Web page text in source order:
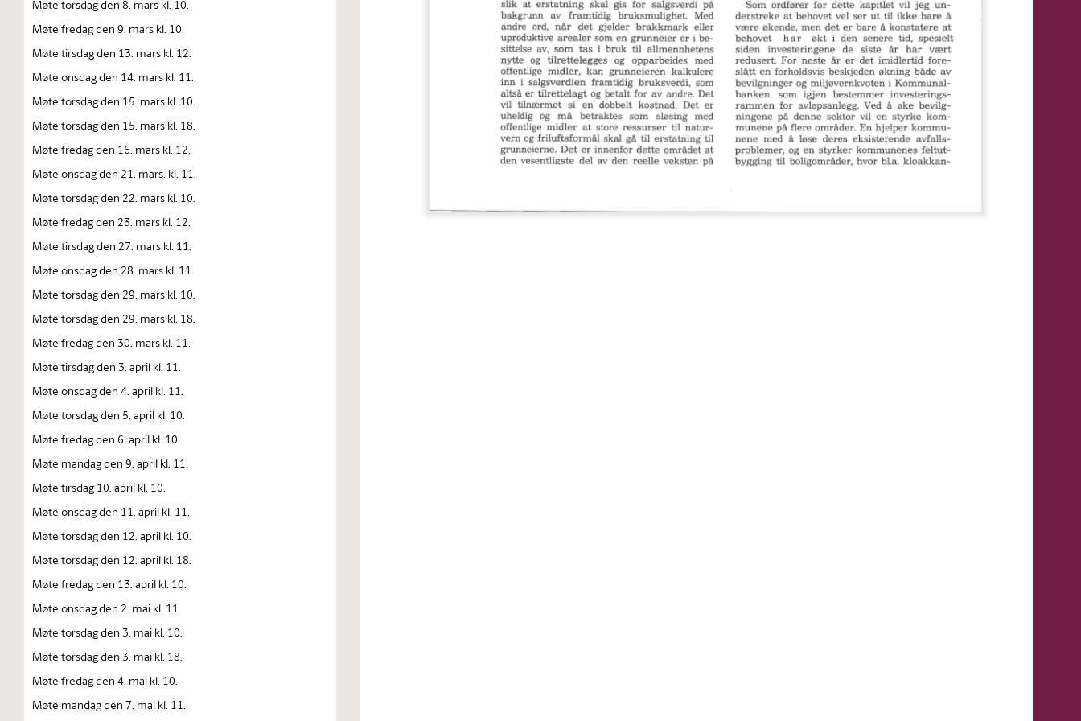
Møte torsdag den 8. mars kl. 10.
Møte fredag den 9. mars kl. 10.
Møte tirsdag den 13. mars kl. 12.
Møte onsdag den 14. mars kl. 11.
Møte torsdag den 15. mars kl. 10.
Møte torsdag den 15. mars kl. 18.
Møte fredag den 16. mars kl. 12.
Møte onsdag den 21. mars. kl. 11.
Møte torsdag den 22. mars kl. 10.
Møte fredag den 23. mars kl. 12.
Møte tirsdag den 27. mars kl. 11.
Møte onsdag den 28. mars kl. 11.
Møte torsdag den 29. mars kl. 10.
Møte torsdag den 29. mars kl. 18.
Møte fredag den 30. mars kl. 11.
Møte tirsdag den 3. april kl. 11.
Møte onsdag den 4. april kl. 11.
Møte torsdag den 5. april kl. 10.
Møte fredag den 6. april kl. 10.
Møte mandag den 9. april kl. 11.
Møte tirsdag 10. april kl. 10.
Møte onsdag den 11. april kl. 11.
Møte torsdag den 12. april kl. 10.
Møte torsdag den 12. april kl. 18.
Møte fredag den 13. april kl. 10.
Møte onsdag den 2. mai kl. 11.
Møte torsdag den 3. mai kl. 10.
Møte torsdag den 3. mai kl. 18.
Møte fredag den 4. mai kl. 10.
Møte mandag den 7. mai kl. 11.